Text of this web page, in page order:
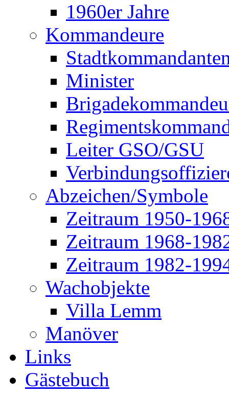
1960er Jahre
Kommandeure
Minister
Leiter GSO/GSU
Abzeichen/Symbole
Zeitraum 1950-
Zeitraum 1968-
Zeitraum 1982-
Wachobjekte
Villa Lemm
Manöver
Links
Gästebuch